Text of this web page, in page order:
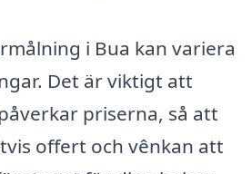
i Bua kan variera
Det är viktigt att
priserna, så att
offert och vênkan att